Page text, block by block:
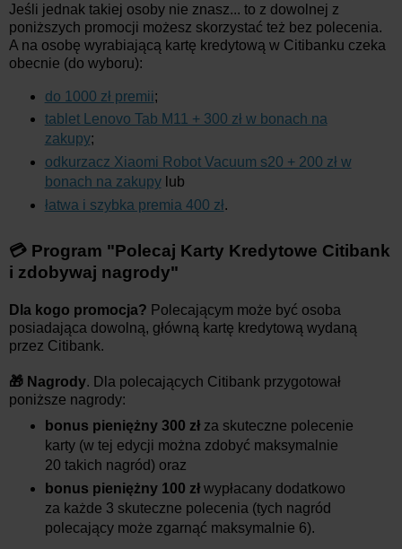
Jeśli jednak takiej osoby nie znasz... to z dowolnej z
poniższych promocji możesz skorzystać też bez polecenia.
A na osobę wyrabiającą kartę kredytową w Citibanku czeka
obecnie (do wyboru):
do 1000 zł premii;
tablet Lenovo Tab M11 + 300 zł w bonach na
zakupy;
odkurzacz Xiaomi Robot Vacuum s20 + 200 zł w
bonach na zakupylub
łatwa i szybka premia 400 zł .
💳 Program "Polecaj Karty Kredytowe Citibank
i zdobywaj nagrody"
Dla kogo promocja? Polecającym może być osoba
posiadająca dowolną, główną kartę kredytową wydaną
przez Citibank.
🎁 Nagrody. Dla polecających Citibank przygotował
poniższe nagrody:
bonus pieniężny 300 zł za skuteczne polecenie
karty (w tej edycji można zdobyć maksymalnie
20 takich nagród) oraz
bonus pieniężny 100 złwypłacany dodatkowo
za każde 3 skuteczne polecenia (tych nagród
polecający może zgarnąć maksymalnie 6).